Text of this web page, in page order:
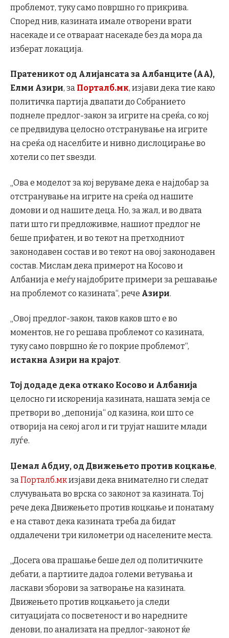
проблемот, туку само површно го прикрива.
Според нив, казината имале отворени врати
насекаде и се отвараат насекаде без да мора да
изберат локација.
Пратеникот од Алијансата за Албанците (АА),
Елми Азири, за Порталб.мк, изјави дека тие како
политичка партија двапати до Собранието
поднеле предлог-закон за игрите на среќа, со кој
се предвидува целосно отстранување на игрите
на среќа од населбите и нивно дислоцирање во
хотели со пет ѕвезди.
„Ова е моделот за кој веруваме дека е најдобар за
отстранување на игрите на среќа од нашите
домови и од нашите деца. Но, за жал, и во двата
пати што ги предложивме, нашиот предлог не
беше прифатен, и во текот на претходниот
законодавен состав и во текот на овој законодавен
состав. Мислам дека примерот на Косово и
Албанија е меѓу најдобрите примери за решавање
на проблемот со казината“, рече Азири.
„Овој предлог-закон, таков каков што е во
моментов, не го решава проблемот со казината,
туку само површно ќе го покрие проблемот“,
истакна Азири на крајот.
Тој додаде дека откако Косово и Албанија
целосно ги искоренија казината, нашата земја се
претвори во „депонија“ од казина, кои што се
отворија на секој агол и ги трујат нашите млади
луѓе.
Џемал Абдиу, од Движењето против коцкање,
за Порталб.мкизјави дека внимателно ги следат
случувањата во врска со законот за казината. Тој
рече дека Движењето против коцкање и понатаму
е на ставот дека казината треба да бидат
оддалечени три километри од населените места.
„Досега ова прашање беше дел од политичките
дебати, а партиите дадоа големи ветувања и
ласкави зборови за затворање на казината.
Движењето против коцкањето ја следи
ситуацијата со посветеност и во наредните
денови, по анализата на предлог-законот ќе